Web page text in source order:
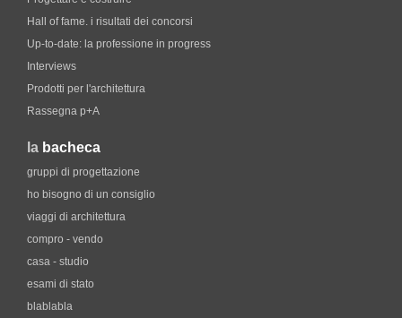
Hall of fame. i risultati dei concorsi
Up-to-date: la professione in progress
Interviews
Prodotti per l'architettura
Rassegna p+A
la bacheca
gruppi di progettazione
ho bisogno di un consiglio
viaggi di architettura
compro - vendo
casa - studio
esami di stato
blablabla